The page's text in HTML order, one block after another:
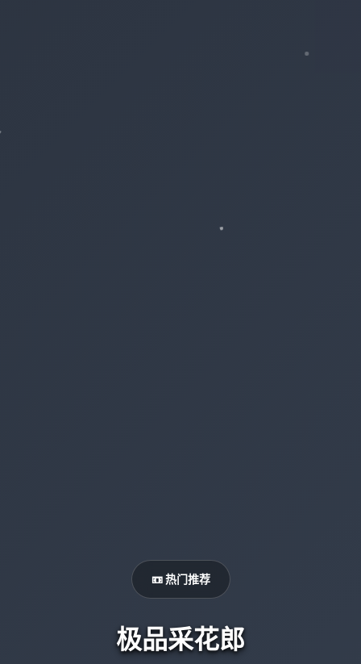
📼 热门推荐
极品采花郎